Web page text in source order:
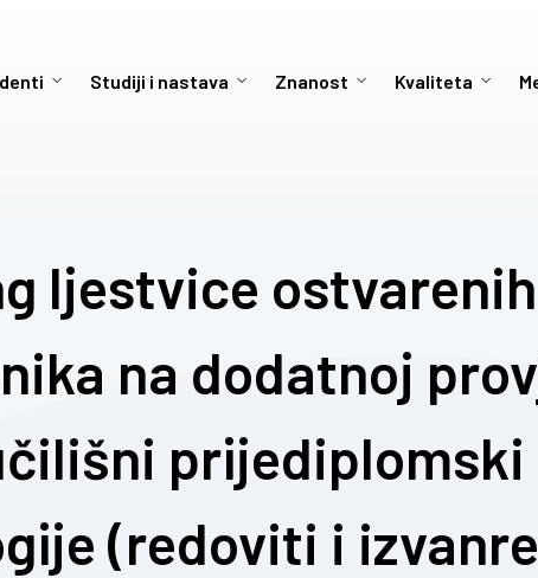
Studiji i nastava Znanost Kvaliteta
ljestvice ostvarenih
na dodatnoj
prijediplomski
(redoviti i